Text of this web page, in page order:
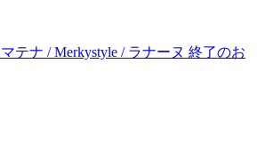
マテナ / Merkystyle / ラナーヌ 終了のお